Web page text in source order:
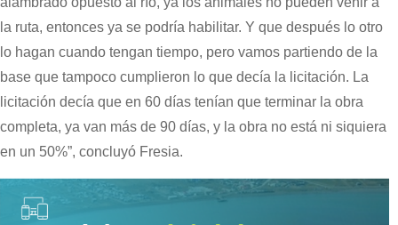
la ruta, entonces ya se podría habilitar. Y que después lo otro
lo hagan cuando tengan tiempo, pero vamos partiendo de la
base que tampoco cumplieron lo que decía la licitación. La
licitación decía que en 60 días tenían que terminar la obra
completa, ya van más de 90 días, y la obra no está ni siquiera
en un 50%”, concluyó Fresia.